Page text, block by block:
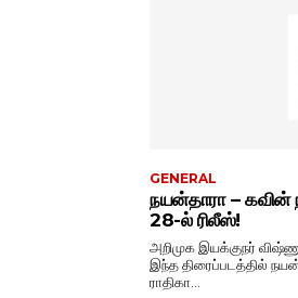
GENERAL
நயன்தாரா –
28-ல் ரிலீஸ்!
அறிமுக இயக்குநர்
இந்த திரைப்படத்தில்
ராதிகா...